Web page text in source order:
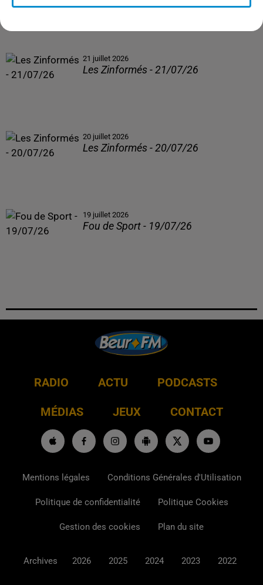
21 juillet 2026
Les Zinformés - 21/07/26
20 juillet 2026
Les Zinformés - 20/07/26
19 juillet 2026
Fou de Sport - 19/07/26
RADIO ACTU PODCASTS
MÉDIAS JEUX CONTACT
Mentions légales Conditions Générales d'Utilisation
Politique de confidentialité Politique Cookies
Gestion des cookies Plan du site
Archives 2026 2025 2024 2023 2022